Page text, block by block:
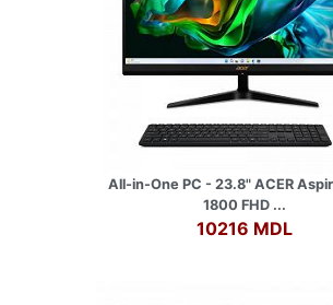
All-in-One PC - 23.8" ACER
1800 FHD ...
10216 MDL